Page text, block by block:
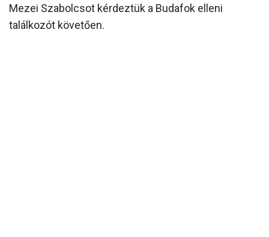
AKKREDITÁCIÓ
Mezei Szabolcsot kérdeztük a Budafok elleni
találkozót követően.